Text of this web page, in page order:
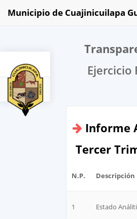
2024
Municipio de Cuajinicuilapa
Ejercicio
Informe
Tercer
N.P. Descripción
1 Estado